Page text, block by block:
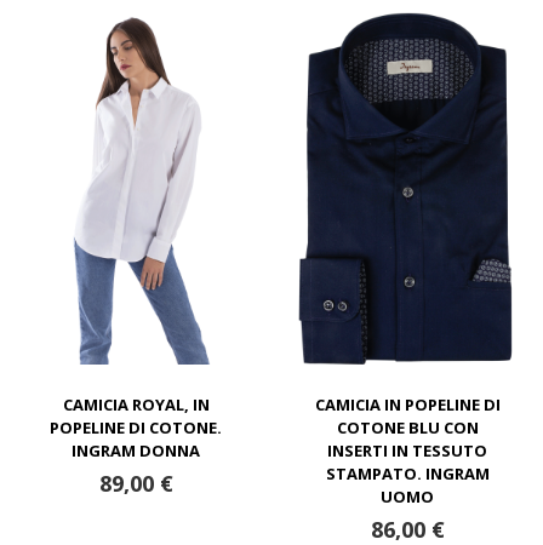
CAMICIA ROYAL, IN
POPELINE DI COTONE.
INGRAM DONNA
89,00 €
CAMICIA IN POPELINE DI
COTONE BLU CON
INSERTI IN TESSUTO
STAMPATO. INGRAM
UOMO
86,00 €